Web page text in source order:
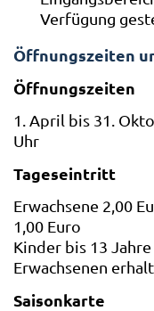
Verfügung
Öffnungszeiten
Öffnungszeiten
1. April bis 31.
Uhr
Tageseintritt
Erwachsene 2,00
1,00 Euro
Kinder bis 13
Erwachsenen
Saisonkarte